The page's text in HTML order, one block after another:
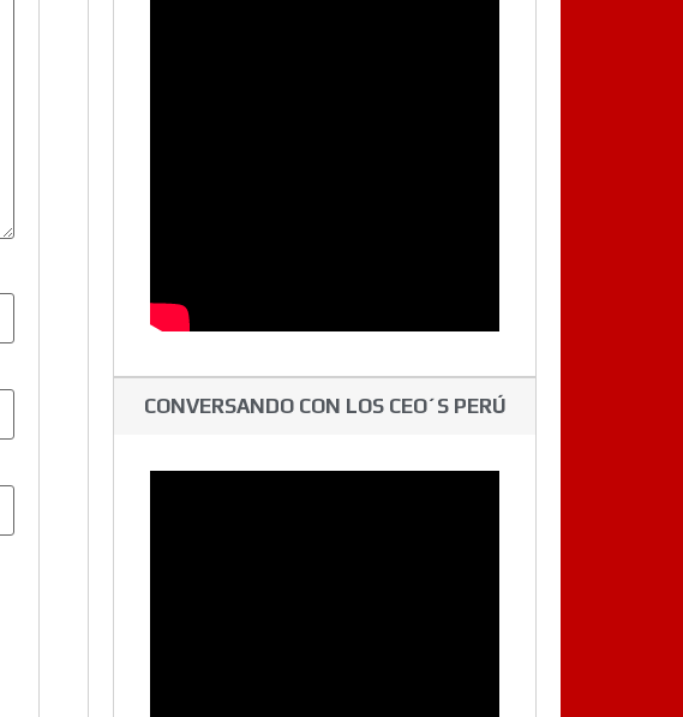
CONVERSANDO CON LOS CEO´S PERÚ